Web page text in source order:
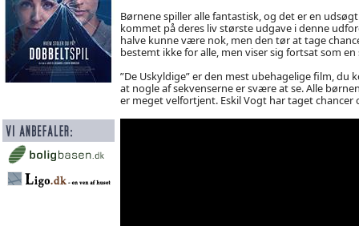
Børnene spiller alle fantastisk, og det er en
kommet på deres liv største udgave i denne
halve kunne være nok, men den tør at tage
bestemt ikke for alle, men viser sig fortsat som
”De Uskyldige” er den mest ubehagelige film,
at nogle af sekvenserne er svære at se. Alle
er meget velfortjent. Eskil Vogt har taget